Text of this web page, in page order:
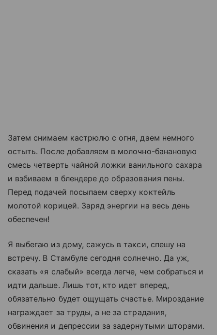
Затем снимаем кастрюлю с огня, даем немного
остыть. После добавляем в молочно-банановую
смесь четверть чайной ложки ванильного сахара
и взбиваем в блендере до образования пены.
Перед подачей посыпаем сверху коктейль
молотой корицей. Заряд энергии на весь день
обеспечен!
Я выбегаю из дому, сажусь в такси, спешу на
встречу. В Стамбуле сегодня солнечно. Да уж,
сказать «я слабый» всегда легче, чем собраться и
идти дальше. Лишь тот, кто идет вперед,
обязательно будет ощущать счастье. Мироздание
награждает за труды, а не за страдания,
обвинения и депрессии за задернутыми шторами.